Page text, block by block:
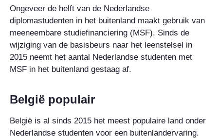
Ongeveer de helft van de Nederlandse
diplomastudenten in het buitenland maakt gebruik van
meeneembare studiefinanciering (MSF). Sinds de
wijziging van de basisbeurs naar het leenstelsel in
2015 neemt het aantal Nederlandse studenten met
MSF in het buitenland gestaag af.
België populair
België is al sinds 2015 het meest populaire land onder
Nederlandse studenten voor een buitenlandervaring.